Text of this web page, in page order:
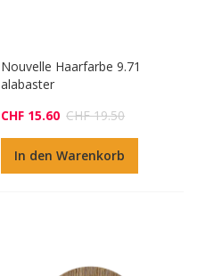
Nouvelle Haarfarbe 9.71
alabaster
CHF 15.60 CHF 19.50
In den Warenkorb